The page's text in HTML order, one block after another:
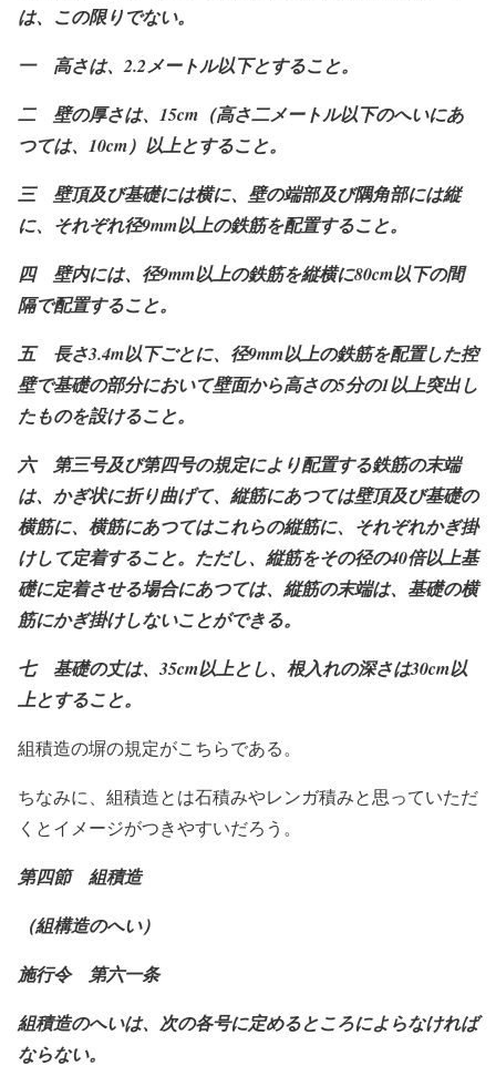
は、この限りでない。
一 高さは、2.2メートル以下とすること。
二 壁の厚さは、15cm （高さ二メートル以下のへいにあ
つては、10cm）以上とすること。
三 壁頂及び基礎には横に、壁の端部及び隅角部には縦
に、それぞれ径9mm以上の鉄筋を配置すること。
四 壁内には、径9mm以上の鉄筋を縦横に80cm以下の間
隔で配置すること。
五 長さ3.4m以下ごとに、径9mm以上の鉄筋を配置した控
壁で基礎の部分において壁面から高さの5分の1以上突出し
たものを設けること。
六 第三号及び第四号の規定により配置する鉄筋の末端
は、かぎ状に折り曲げて、縦筋にあつては壁頂及び基礎の
横筋に、横筋にあつてはこれらの縦筋に、それぞれかぎ掛
けして定着すること。ただし、縦筋をその径の40倍以上基
礎に定着させる場合にあつては、縦筋の末端は、基礎の横
筋にかぎ掛けしないことができる。
七 基礎の丈は、35cm以上とし、根入れの深さは30cm以
上とすること。
組積造の塀の規定がこちらである。
ちなみに、組積造とは石積みやレンガ積みと思っていただ
くとイメージがつきやすいだろう。
第四節 組積造
（組構造のへい）
施行令 第六一条
組積造のへいは、次の各号に定めるところによらなければ
ならない。